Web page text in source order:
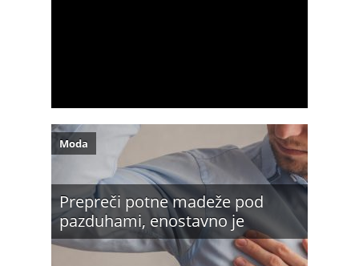
Prepreči potne madeže pod
pazduhami, enostavno je
Moda